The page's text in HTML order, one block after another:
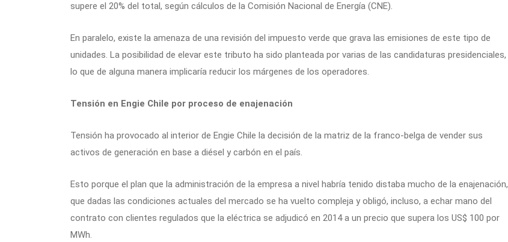
supere el 20% del total, según cálculos de la Comisión Nacional de Energía (CNE).
En paralelo, existe la amenaza de una revisión del impuesto verde que grava las emisiones de este tipo de
unidades. La posibilidad de elevar este tributo ha sido planteada por varias de las candidaturas presidenciales,
lo que de alguna manera implicaría reducir los márgenes de los operadores.
Tensión en Engie Chile por proceso de enajenación
Tensión ha provocado al interior de Engie Chile la decisión de la matriz de la franco-belga de vender sus
activos de generación en base a diésel y carbón en el país.
Esto porque el plan que la administración de la empresa a nivel habría tenido distaba mucho de la enajenación,
que dadas las condiciones actuales del mercado se ha vuelto compleja y obligó, incluso, a echar mano del
contrato con clientes regulados que la eléctrica se adjudicó en 2014 a un precio que supera los US$ 100 por
MWh.